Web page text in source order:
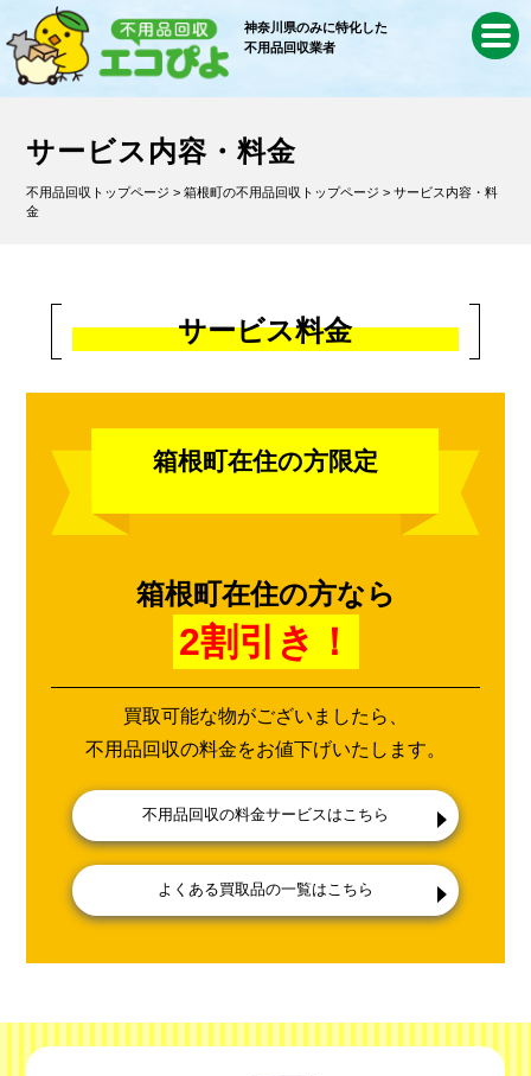
神奈川県のみに特化した
不用品回収業者
サービス内容・料金
不用品回収トップページ >箱根町の不用品回収トップページ > サービス内容・料
金
サービス料金
箱根町在住の方限定
箱根町在住の方なら
2割引き！
買取可能な物がございましたら、
不用品回収の料金をお値下げいたします。
不用品回収の料金サービスはこちら
よくある買取品の一覧はこちら